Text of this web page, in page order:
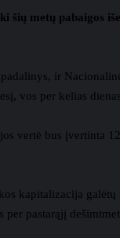
metų pabaigos
ir
vos per kelias
vertė bus įvertinta
kapitalizacija galėtų
pastarąjį